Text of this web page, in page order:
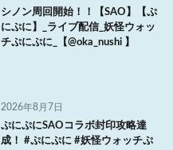
シノン周回開始！！【SAO】【ぷ
にぷに】_ライブ配信_妖怪ウォッ
チぷにぷに_【@oka_nushi 】
2026年8月7日
ぷにぷにSAOコラボ封印攻略達
成！ #ぷにぷに #妖怪ウォッチぷ